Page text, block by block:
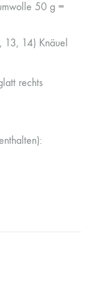
50 g =
13, 14) Knäuel
rechts